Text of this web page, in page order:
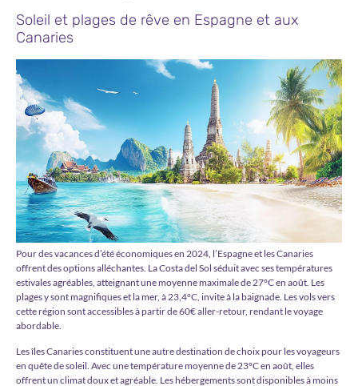
Soleil et plages de rêve en Espagne et aux
Canaries
Pour des vacances d’été économiques en 2024, l’Espagne et les Canaries
offrent des options alléchantes. La Costa del Sol séduit avec ses températures
estivales agréables, atteignant une moyenne maximale de 27°C en août. Les
plages y sont magnifiques et la mer, à 23,4°C, invite à la baignade. Les vols vers
cette région sont accessibles à partir de 60€ aller-retour, rendant le voyage
abordable.
Les îles Canaries constituent une autre destination de choix pour les voyageurs
en quête de soleil. Avec une température moyenne de 23°C en août, elles
offrent un climat doux et agréable. Les hébergements sont disponibles à moins